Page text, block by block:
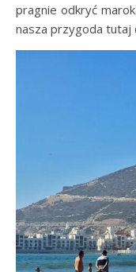
pragnie odkryć
nasza przygoda tutaj